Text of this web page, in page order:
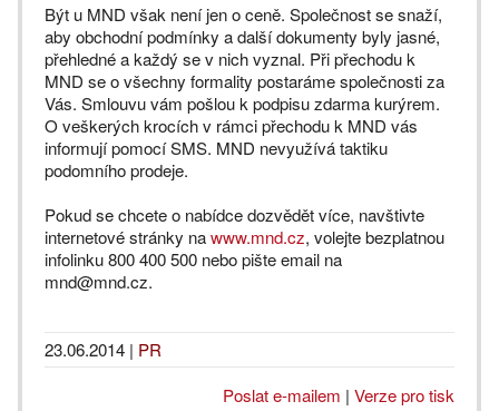
Být u MND však není jen o ceně. Společnost se snaží,
aby obchodní podmínky a další dokumenty byly jasné,
přehledné a každý se v nich vyznal. Při přechodu k
MND se o všechny formality postaráme společnosti za
Vás. Smlouvu vám pošlou k podpisu zdarma kurýrem.
O veškerých krocích v rámci přechodu k MND vás
informují pomocí SMS. MND nevyužívá taktiku
podomního prodeje.
Pokud se chcete o nabídce dozvědět více, navštivte
internetové stránky nawww.mnd.cz, volejte bezplatnou
infolinku 800 400 500 nebo pište email na
mnd@mnd.cz.
23.06.2014 | PR
Poslat e-mailem | Verze pro tisk